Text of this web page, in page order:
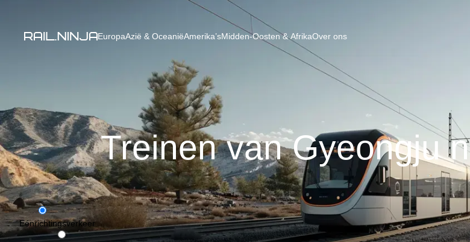
EuropaAzië & OceaniëAmerika’sMidden-Oosten & AfrikaOver ons
Treinen van Gyeongju
Eénrichtingsverkeer